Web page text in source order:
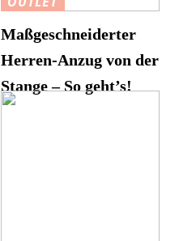
Maßgeschneiderter
Herren-Anzug von der
Stange – So geht’s!